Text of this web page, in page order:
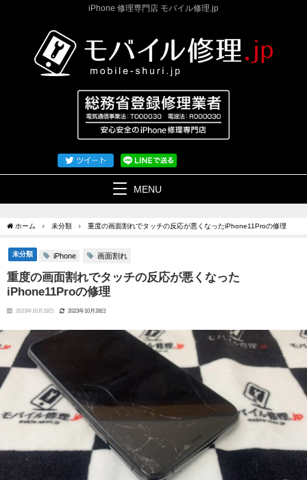
iPhone 修理専門店 モバイル修理.jp
MENU
ホーム 未分類 重度の画面割れでタッチの反応が悪くなったiPhone11Proの修理
未分類 iPhone 画面割れ
重度の画面割れでタッチの反応が悪くなった
iPhone11Proの修理
2023年10月28日 2023年10月28日